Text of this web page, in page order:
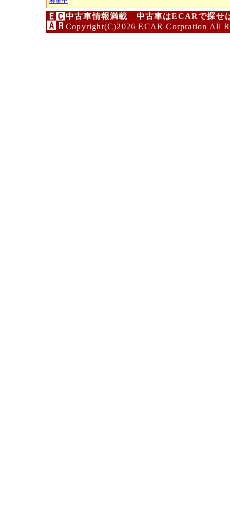
中古車情報満載 中古車はECARで探せ
Copyright(C)2026 ECAR Corpration All